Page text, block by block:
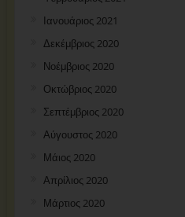
Ιανουάριος 2021
Δεκέμβριος 2020
Νοέμβριος 2020
Οκτώβριος 2020
Σεπτέμβριος 2020
Αύγουστος 2020
Μάιος 2020
Απρίλιος 2020
Μάρτιος 2020